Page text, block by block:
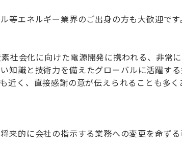
等エネルギー業界のご出身の方も大歓迎です
社会化に向けた電源開発に携われる、非常
知識と技術力を備えたグローバルに活躍す
近く、直接感謝の意が伝えられることも多く
来的に会社の指示する業務への変更を命ずる